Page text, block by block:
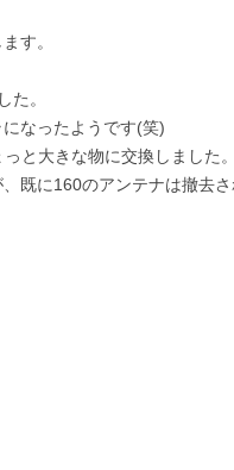
す。
た。
なったようです(笑)
と大きな物に交換しました。
既に160のアンテナは撤去